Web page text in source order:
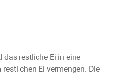
das restliche Ei in eine
Ei vermengen. Die